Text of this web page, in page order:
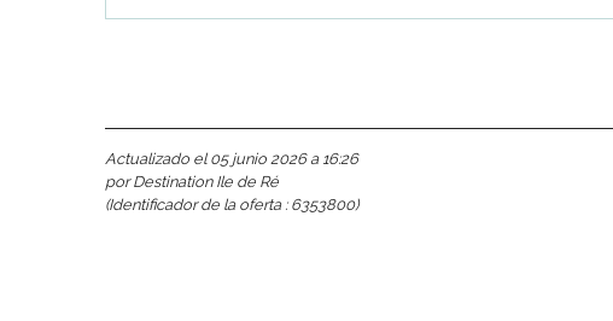
Actualizado el 05 junio 2026 a 16:26
por Destination Ile de Ré
(Identificador de la oferta : 6353800)